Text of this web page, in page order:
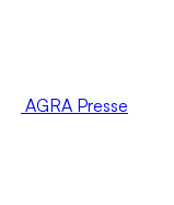
AGRA Presse